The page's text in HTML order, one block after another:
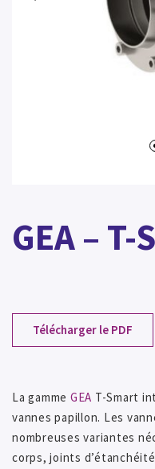
GEA –
Télécharger le PDF
La gamme GEA T-Smart
vannes papillon. Les
nombreuses variantes
corps, joints